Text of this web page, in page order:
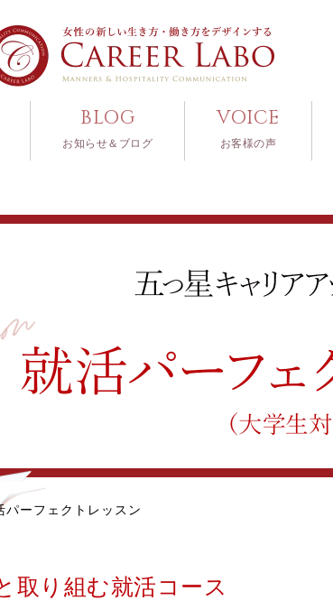
BLOG
お知らせ＆ブログ
VOICE
お客様の声
パーフェクトレッスン
取り組む就活コース